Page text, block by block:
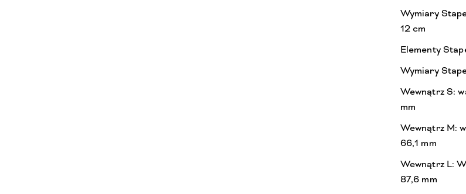
Wymiary
12 cm
Elementy
Wymiary
Wewnątrz S:
mm
Wewnątrz M:
66,1 mm
Wewnątrz L:
87,6 mm